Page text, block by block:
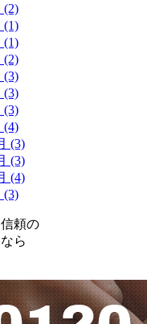
(2)
(1)
(1)
(2)
(3)
(3)
(3)
(4)
(3)
(3)
(4)
(3)
頼の
ら